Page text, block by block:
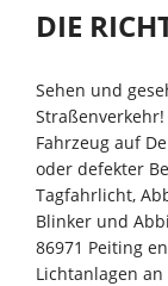
DIE
Sehen und
Fahrzeug auf
oder defekter
Tagfahrlicht,
Blinker und
86971 Peiting
Lichtanlagen